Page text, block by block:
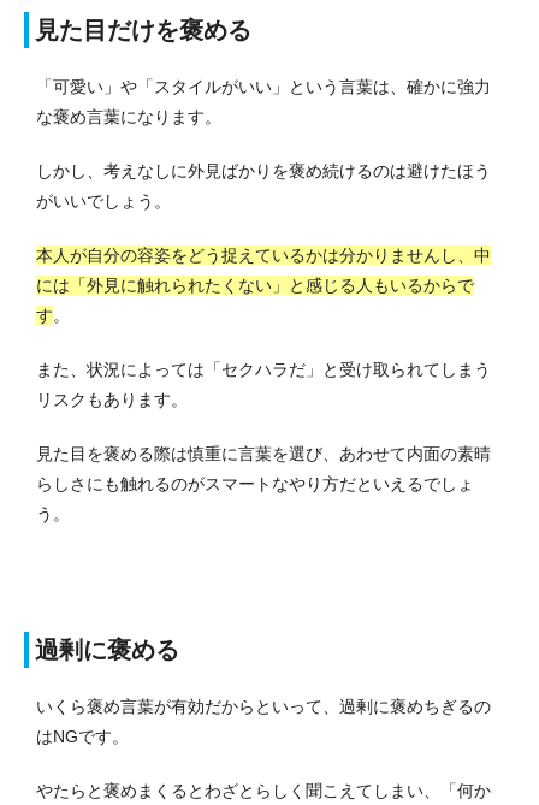
見た目だけを褒める
「可愛い」や「スタイルがいい」という言葉は、確かに強力
な褒め言葉になります。
しかし、考えなしに外見ばかりを褒め続けるのは避けたほう
がいいでしょう。
本人が自分の容姿をどう捉えているかは分かりませんし、中
には「外見に触れられたくない」と感じる人もいるからで
す。
また、状況によっては「セクハラだ」と受け取られてしまう
リスクもあります。
見た目を褒める際は慎重に言葉を選び、あわせて内面の素晴
らしさにも触れるのがスマートなやり方だといえるでしょ
う。
過剰に褒める
いくら褒め言葉が有効だからといって、過剰に褒めちぎるの
はNGです。
やたらと褒めまくるとわざとらしく聞こえてしまい、「何か